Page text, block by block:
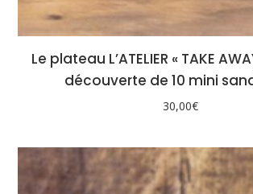
Le plateau L’ATELIER « TAKE
découverte de 10 mini
30,00€